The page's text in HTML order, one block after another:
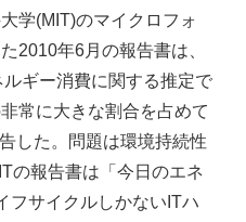
学(MIT)のマイクロフォ
2010年6月の報告書は、
ルギー消費に関する推定で
常に大きな割合を占めて
した。問題は環境持続性
の報告書は「今日のエネ
フサイクルしかないITハ